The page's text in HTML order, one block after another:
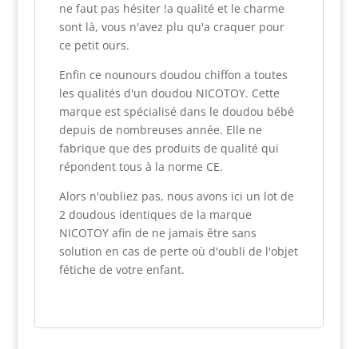
ne faut pas hésiter !a qualité et le charme
sont là, vous n'avez plu qu'a craquer pour
ce petit ours.
Enfin ce nounours doudou chiffon a toutes
les qualités d'un doudou NICOTOY. Cette
marque est spécialisé dans le doudou bébé
depuis de nombreuses année. Elle ne
fabrique que des produits de qualité qui
répondent tous à la norme CE.
Alors n'oubliez pas, nous avons ici un lot de
2 doudous identiques de la marque
NICOTOY afin de ne jamais être sans
solution en cas de perte où d'oubli de l'objet
fétiche de votre enfant.